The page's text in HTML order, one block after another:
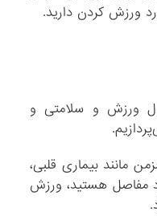
ورزش کردن دارید.
ورزش و سلامتی و
مانند بیماری قلبی،
مفاصل هستید، ورزش